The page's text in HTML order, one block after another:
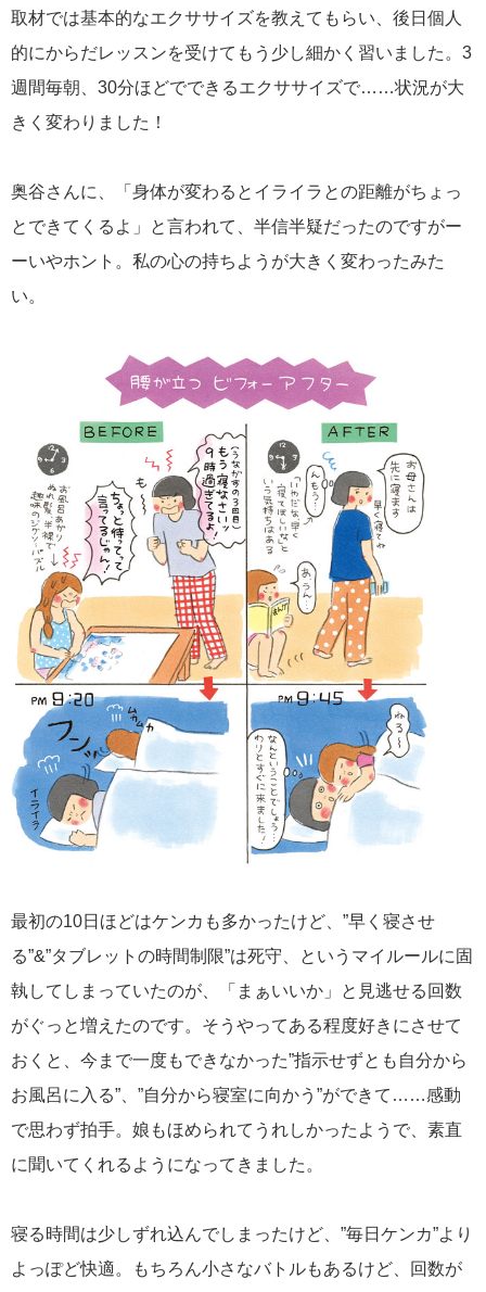
取材では基本的なエクササイズを教えてもらい、後日個人
的にからだレッスンを受けてもう少し細かく習いました。3
週間毎朝、30分ほどでできるエクササイズで……状況が大
きく変わりました！
奥谷さんに、「身体が変わるとイライラとの距離がちょっ
とできてくるよ」と言われて、半信半疑だったのですがー
ーいやホント。私の心の持ちようが大きく変わったみた
い。
最初の10日ほどはケンカも多かったけど、”早く寝させ
る”&”タブレットの時間制限”は死守、というマイルールに固
執してしまっていたのが、「まぁいいか」と見逃せる回数
がぐっと増えたのです。そうやってある程度好きにさせて
おくと、今まで一度もできなかった”指示せずとも自分から
お風呂に入る”、”自分から寝室に向かう”ができて……感動
で思わず拍手。娘もほめられてうれしかったようで、素直
に聞いてくれるようになってきました。
寝る時間は少しずれ込んでしまったけど、”毎日ケンカ”より
よっぽど快適。もちろん小さなバトルもあるけど、回数が